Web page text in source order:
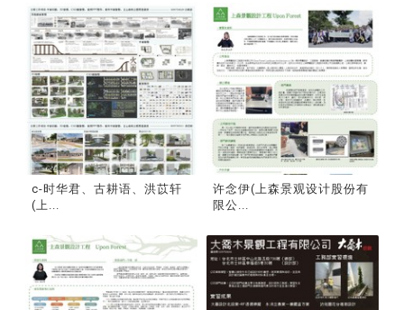
c-时华君、古耕语、洪苡轩
(上...
许念伊(上森景观设计股份有
限公...